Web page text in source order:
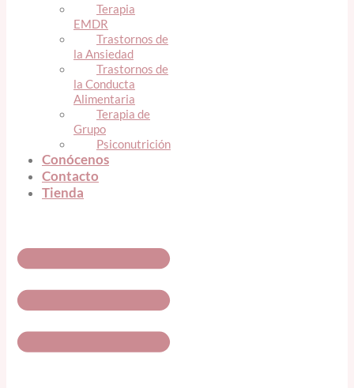
Terapia
EMDR
Trastornos de
la Ansiedad
Trastornos de
la Conducta
Alimentaria
Terapia de
Grupo
Psiconutrición
Conócenos
Contacto
Tienda